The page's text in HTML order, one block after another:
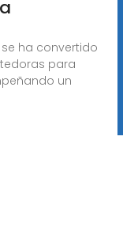
ha convertido
para
un